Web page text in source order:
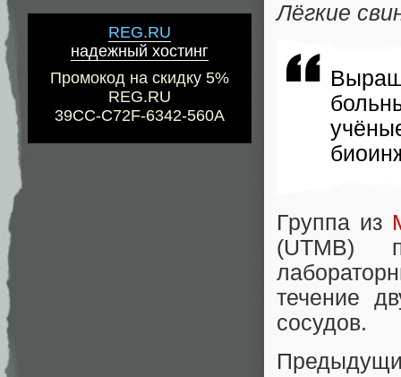
REG.RU
надежный хостинг
Промокод на скидку 5%
REG.RU
39CC-C72F-6342-560A
Лёгкие
Группа из
(UTMB)
течение
сосудов.